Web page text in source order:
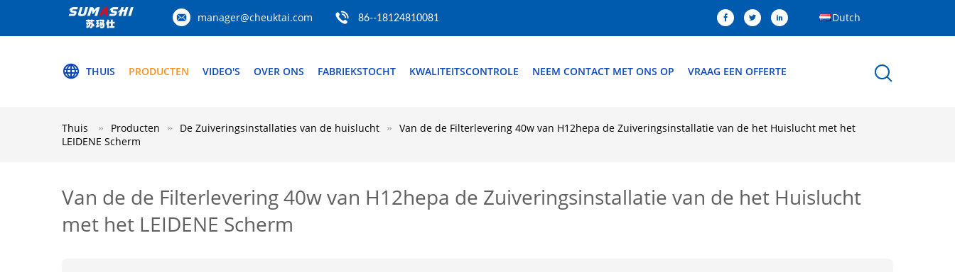
manager@cheuktai.com 86--18124810081 Dutch
THUIS PRODUCTEN VIDEO'S OVER ONS FABRIEKSTOCHT KWALITEITSCONTROLE NEEM CONTACT MET ONS OP VRAAG EEN OFFERTE
Thuis Producten De Zuiveringsinstallaties van de huislucht
Van de de Filterlevering 40w van H12hepa de Zuiveringsinstallatie van de het Huislucht met het
LEIDENE Scherm
Van de de Filterlevering 40w van H12hepa de Zuiveringsinstallatie van de het Huislucht
met het LEIDENE Scherm